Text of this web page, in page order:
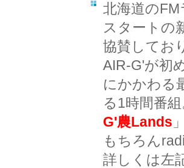
北海道の
スタートの
協賛してお
AIR-G'が初
にかかわる
る1時間番
G'農Lands
もちろん
詳しくは左